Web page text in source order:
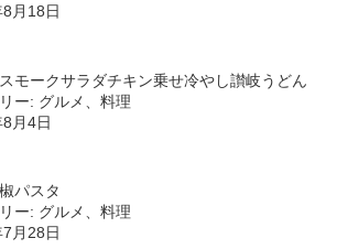
月18日
モークサラダチキン乗せ冷やし讃岐うどん
ー: グルメ、料理
月4日
パスタ
ー: グルメ、料理
月28日